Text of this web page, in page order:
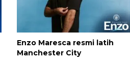
Enzo Maresca resmi latih
Manchester City